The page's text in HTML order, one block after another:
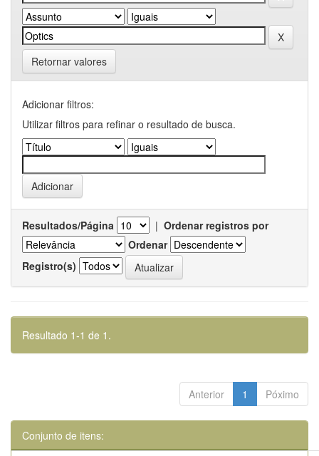
Retornar valores
Adicionar filtros:
Utilizar filtros para refinar o resultado de busca.
Resultados/Página | Ordenar registros por
Ordenar
Registro(s)
Resultado 1-1 de 1.
Anterior 1 Póximo
Conjunto de itens: